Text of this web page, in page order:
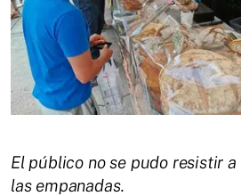
El público no se pudo resistir
las empanadas.